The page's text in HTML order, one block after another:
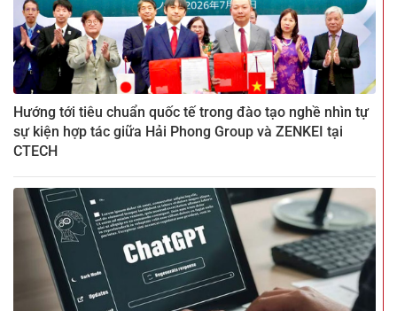
Hướng tới tiêu chuẩn quốc tế trong đào tạo nghề nhìn tự
sự kiện hợp tác giữa Hải Phong Group và ZENKEI tại
CTECH